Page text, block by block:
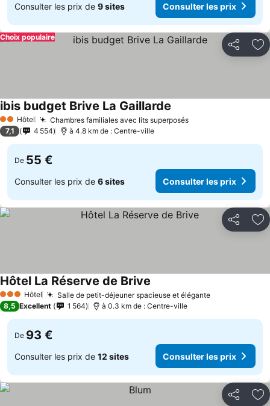
Consulter les prix de 9 sites Consulter les prix
Partager
Choix populaire
2 Étoiles
Hôtel Chambres familiales avec lits superposésConsulter les prix
ibis budget Brive La Gaillarde
7,1 4 554 à 4.8 km de : Centre-ville
De 55 €
Consulter les prix de 6 sites Consulter les prix
Partager
3 ÉtoilesHôtel Salle de petit-déjeuner spacieuse et éléganteConsulter
Hôtel La Réserve de Brive
8,5 Excellent 1 564 à 0.3 km de : Centre-ville
De 93 €
Consulter les prix de 12 sites Consulter les prix
Partager